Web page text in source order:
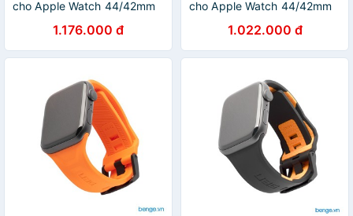
cho Apple Watch 44/42mm
Apple Watch SE
1.176.000 đ
cho Apple Watch 44/42mm
Apple Watch SE
1.022.000 đ